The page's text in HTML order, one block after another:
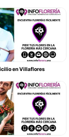
en Villaflores